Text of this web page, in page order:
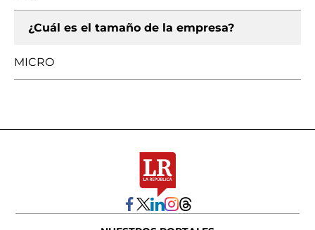
¿Cuál es el tamaño de la empresa?
MICRO